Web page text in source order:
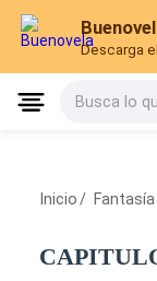
Descarga
Busca lo
Inicio / Fantasía